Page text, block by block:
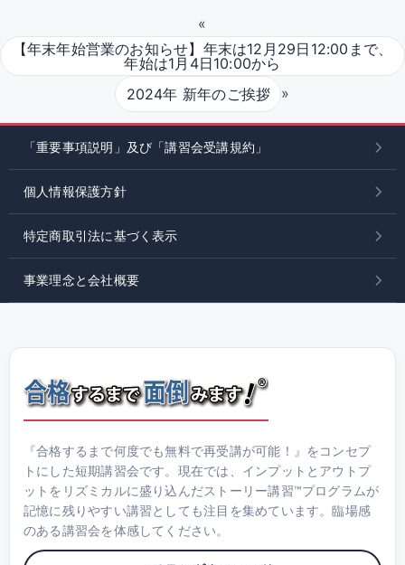
«
【年末年始営業のお知らせ】年末は12月29日12:00まで、
年始は1月4日10:00から
2024年 新年のご挨拶
»
「重要事項説明」及び「講習会受講規約」
個人情報保護方針
特定商取引法に基づく表示
事業理念と会社概要
『合格するまで何度でも無料で再受講が可能！』をコンセプ
トにした短期講習会です。現在では、インプットとアウトプ
ットをリズミカルに盛り込んだストーリー講習™プログラムが
記憶に残りやすい講習としても注目を集めています。臨場感
のある講習会を体感してください。